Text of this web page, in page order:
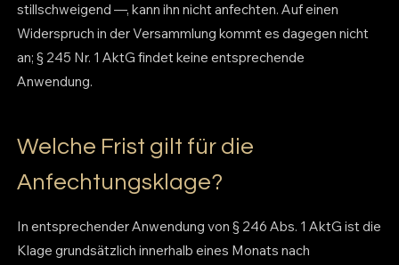
stillschweigend —, kann ihn nicht anfechten. Auf einen
Widerspruch in der Versammlung kommt es dagegen nicht
an; § 245 Nr. 1 AktG findet keine entsprechende
Anwendung.
Welche Frist gilt für die
Anfechtungsklage?
In entsprechender Anwendung von § 246 Abs. 1 AktG ist die
Klage grundsätzlich innerhalb eines Monats nach